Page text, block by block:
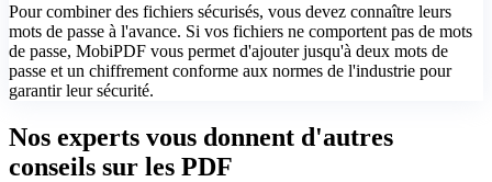
Pour combiner des fichiers sécurisés, vous devez connaître leurs
mots de passe à l'avance. Si vos fichiers ne comportent pas de mots
de passe, MobiPDF vous permet d'ajouter jusqu'à deux mots de
passe et un chiffrement conforme aux normes de l'industrie pour
garantir leur sécurité.
Nos experts vous donnent d'autres
conseils sur les PDF